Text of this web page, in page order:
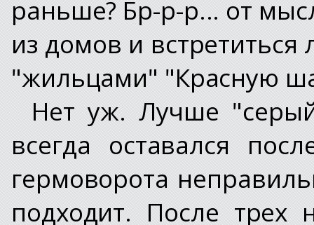
раньше? Бр-р-р... от
из домов и
"жильцами" "Красную
Нет уж. Лучше
всегда оставался
гермоворота
подходит. После трех